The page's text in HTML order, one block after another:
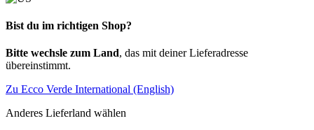
Bist du im richtigen Shop?
Bitte wechsle zum Land, das mit deiner Lieferadresse
übereinstimmt.
Zu Ecco Verde International (English)
Anderes Lieferland wählen